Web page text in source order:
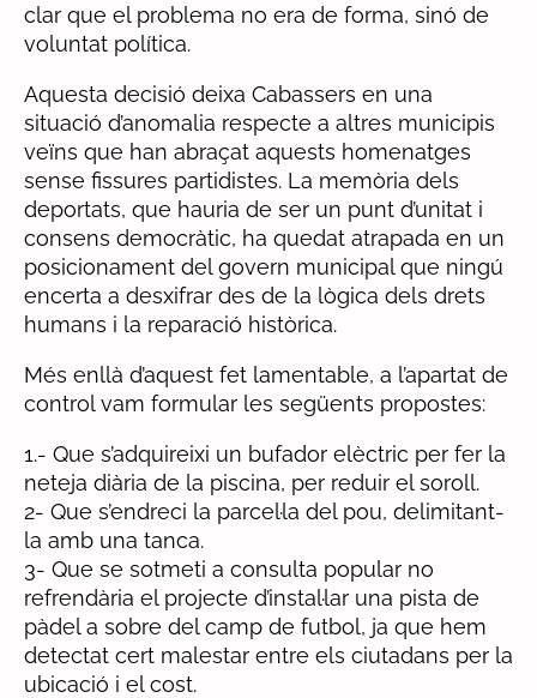
clar que el problema no era de forma, sinó de
voluntat política.
Aquesta decisió deixa Cabassers en una
situació d’anomalia respecte a altres municipis
veïns que han abraçat aquests homenatges
sense fissures partidistes. La memòria dels
deportats, que hauria de ser un punt d’unitat i
consens democràtic, ha quedat atrapada en un
posicionament del govern municipal que ningú
encerta a desxifrar des de la lògica dels drets
humans i la reparació històrica.
Més enllà d’aquest fet lamentable, a l’apartat de
control vam formular les següents propostes:
1.- Que s’adquireixi un bufador elèctric per fer la
neteja diària de la piscina, per reduir el soroll.
2- Que s’endreci la parcel·la del pou, delimitant-
la amb una tanca.
3- Que se sotmeti a consulta popular no
refrendària el projecte d’instal·lar una pista de
pàdel a sobre del camp de futbol, ja que hem
detectat cert malestar entre els ciutadans per la
ubicació i el cost.